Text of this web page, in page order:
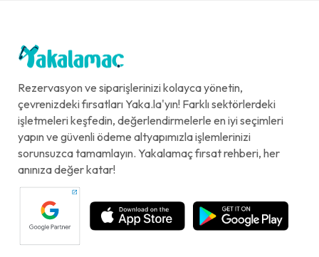
Rezervasyon ve siparişlerinizi kolayca yönetin,
çevrenizdeki fırsatları Yaka.la'yın! Farklı sektörlerdeki
işletmeleri keşfedin, değerlendirmelerle en iyi seçimleri
yapın ve güvenli ödeme altyapımızla işlemlerinizi
sorunsuzca tamamlayın. Yakalamaç fırsat rehberi, her
anınıza değer katar!